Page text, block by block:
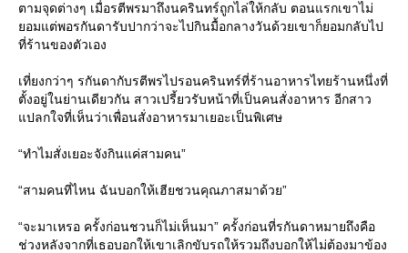
ตามจุดต่างๆ เมื่อรตีพรมาถึงนครินทร์ถูกไล่ให้กลับ ตอนแรกเขาไม่
ยอมแต่พอรกันดารับปากว่าจะไปกินมื้อกลางวันด้วยเขาก็ยอมกลับไป
ที่ร้านของตัวเอง
เที่ยงกว่าๆ รกันดากับรตีพรไปรอนครินทร์ที่ร้านอาหารไทยร้านหนึ่งที่
ตั้งอยู่ในย่านเดียวกัน สาวเปรี้ยวรับหน้าที่เป็นคนสั่งอาหาร อีกสาว
แปลกใจที่เห็นว่าเพื่อนสั่งอาหารมาเยอะเป็นพิเศษ
“ทำไมสั่งเยอะจังกินแค่สามคน”
“สามคนที่ไหน ฉันบอกให้เฮียชวนคุณภาสมาด้วย”
“จะมาเหรอ ครั้งก่อนชวนก็ไม่เห็นมา” ครั้งก่อนที่รกันดาหมายถึงคือ
ช่วงหลังจากที่เธอบอกให้เขาเลิกขับรถให้รวมถึงบอกให้ไม่ต้องมาข้อง